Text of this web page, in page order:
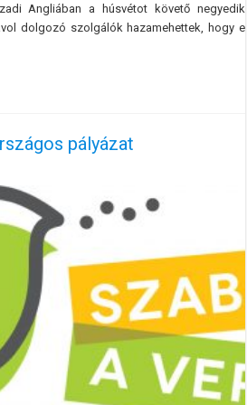
Angliában a húsvétot követő negyedik
dolgozó szolgálók hazamehettek, hogy e
pályázat